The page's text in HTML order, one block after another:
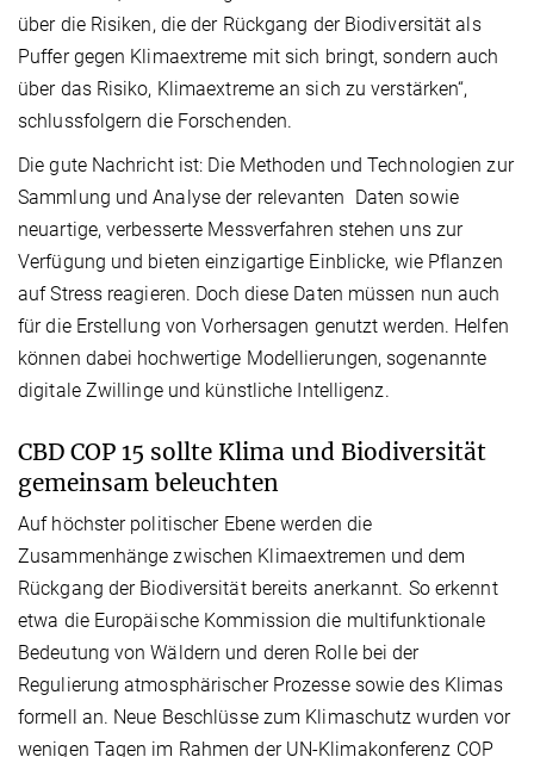
über die Risiken, die der Rückgang der Biodiversität als
Puffer gegen Klimaextreme mit sich bringt, sondern auch
über das Risiko, Klimaextreme an sich zu verstärken“,
schlussfolgern die Forschenden.
Die gute Nachricht ist: Die Methoden und Technologien zur
Sammlung und Analyse der relevanten Daten sowie
neuartige, verbesserte Messverfahren stehen uns zur
Verfügung und bieten einzigartige Einblicke, wie Pflanzen
auf Stress reagieren. Doch diese Daten müssen nun auch
für die Erstellung von Vorhersagen genutzt werden. Helfen
können dabei hochwertige Modellierungen, sogenannte
digitale Zwillinge und künstliche Intelligenz.
CBD COP 15 sollte Klima und Biodiversität
gemeinsam beleuchten
Auf höchster politischer Ebene werden die
Zusammenhänge zwischen Klimaextremen und dem
Rückgang der Biodiversität bereits anerkannt. So erkennt
etwa die Europäische Kommission die multifunktionale
Bedeutung von Wäldern und deren Rolle bei der
Regulierung atmosphärischer Prozesse sowie des Klimas
formell an. Neue Beschlüsse zum Klimaschutz wurden vor
wenigen Tagen im Rahmen der UN-Klimakonferenz COP